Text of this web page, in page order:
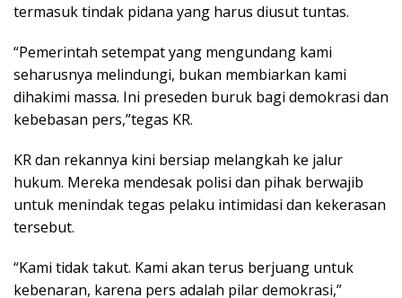
termasuk tindak pidana yang harus diusut tuntas.
“Pemerintah setempat yang mengundang kami
seharusnya melindungi, bukan membiarkan kami
dihakimi massa. Ini preseden buruk bagi demokrasi dan
kebebasan pers,”tegas KR.
KR dan rekannya kini bersiap melangkah ke jalur
hukum. Mereka mendesak polisi dan pihak berwajib
untuk menindak tegas pelaku intimidasi dan kekerasan
tersebut.
“Kami tidak takut. Kami akan terus berjuang untuk
kebenaran, karena pers adalah pilar demokrasi,”